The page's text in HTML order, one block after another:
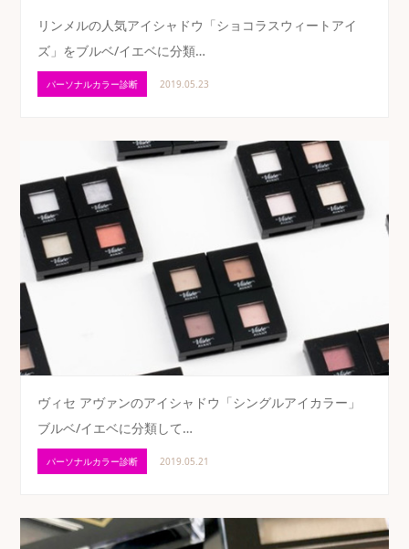
リンメルの人気アイシャドウ「ショコラスウィートアイ
ズ」をブルベ/イエベに分類…
パーソナルカラー診断 2019.05.23
ヴィセ アヴァンのアイシャドウ「シングルアイカラー」
ブルベ/イエベに分類して…
パーソナルカラー診断 2019.05.21